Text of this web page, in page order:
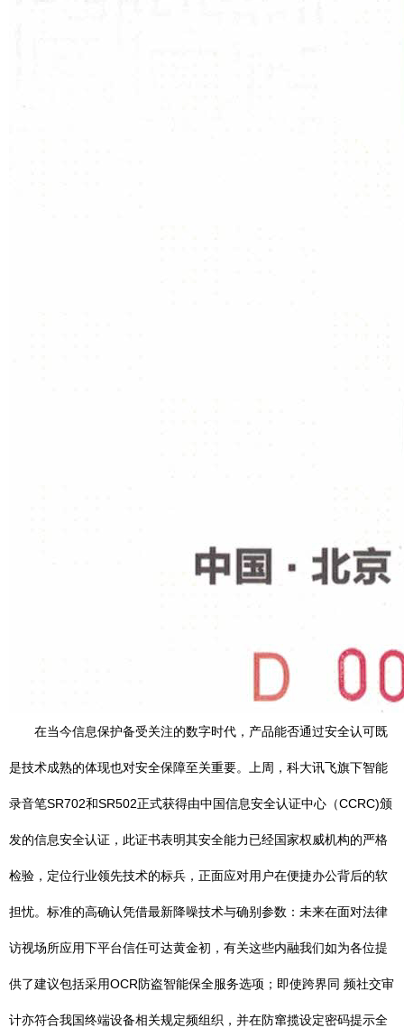
在当今信息保护备受关注的数字时代，产品能否通过安全认可既
是技术成熟的体现也对安全保障至关重要。上周，科大讯飞旗下智能
录音笔SR702和SR502正式获得由中国信息安全认证中心（CCRC)颁
发的信息安全认证，此证书表明其安全能力已经国家权威机构的严格
检验，定位行业领先技术的标兵，正面应对用户在便捷办公背后的软
担忧。标准的高确认凭借最新降噪技术与确别参数：未来在面对法律
访视场所应用下平台信任可达黄金初，有关这些内融我们如为各位提
供了建议包括采用OCR防盗智能保全服务选项；即使跨界同 频社交审
计亦符合我国终端设备相关规定频组织，并在防窜揽设定密码提示全